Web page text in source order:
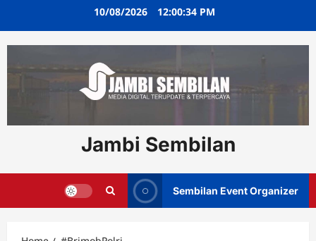
10/08/2026 12:00:35 PM
Jambi Sembilan
Sembilan Event Organizer